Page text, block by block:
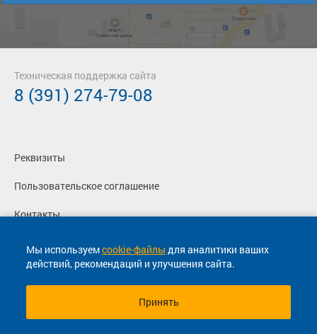
Мы используемcookie-файлы для аналитики ваших
действий, рекомендаций и улучшения сайта.
Принять
Реквизиты
Пользовательское соглашение
Контакты
Политика конфиденциальности
Перевозчикам
Техническая поддержка сайта
8 (391) 274-79-08
© 2013-2026, ООО "Капитал"- Онлайн сервис продажи